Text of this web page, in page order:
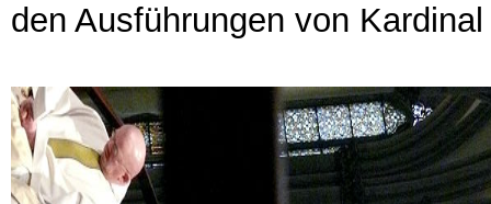
den Ausführungen von